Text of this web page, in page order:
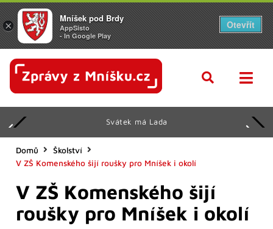
Svátek má Lada
Domů
Školství
V ZŠ Komenského šijí roušky pro Mníšek i okolí
V ZŠ Komenského šijí
roušky pro Mníšek i okolí
×
Mníšek pod Brdy
AppSisto
- In Google Play
Otevřít